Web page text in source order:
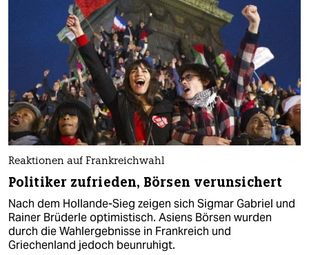
Reaktionen auf Frankreichwahl
Politiker zufrieden, Börsen verunsichert
Nach dem Hollande-Sieg zeigen sich Sigmar Gabriel und
Rainer Brüderle optimistisch. Asiens Börsen wurden
durch die Wahlergebnisse in Frankreich und
Griechenland jedoch beunruhigt.